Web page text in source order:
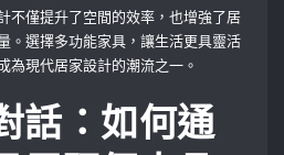
不僅提升了空間的效率，也增強了居
。選擇多功能家具，讓生活更具靈活
為現代居家設計的潮流之一。
話：如何通